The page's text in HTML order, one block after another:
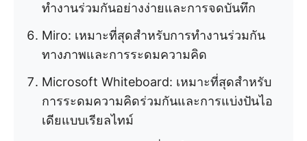
ทำงานร่วมกันอย่างง่ายและการจดบันทึก
Miro: เหมาะที่สุดสำหรับการทำงานร่วมกัน
ทางภาพและการระดมความคิด
Microsoft Whiteboard: เหมาะที่สุดสำหรับ
การระดมความคิดร่วมกันและการแบ่งปันไอ
เดียแบบเรียลไทม์